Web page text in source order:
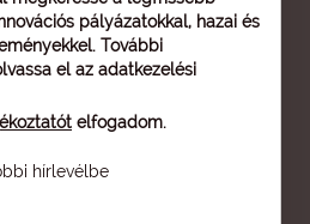
pályázatokkal, hazai és
További
el az adatkezelési
elfogadom.
hírlevélbe